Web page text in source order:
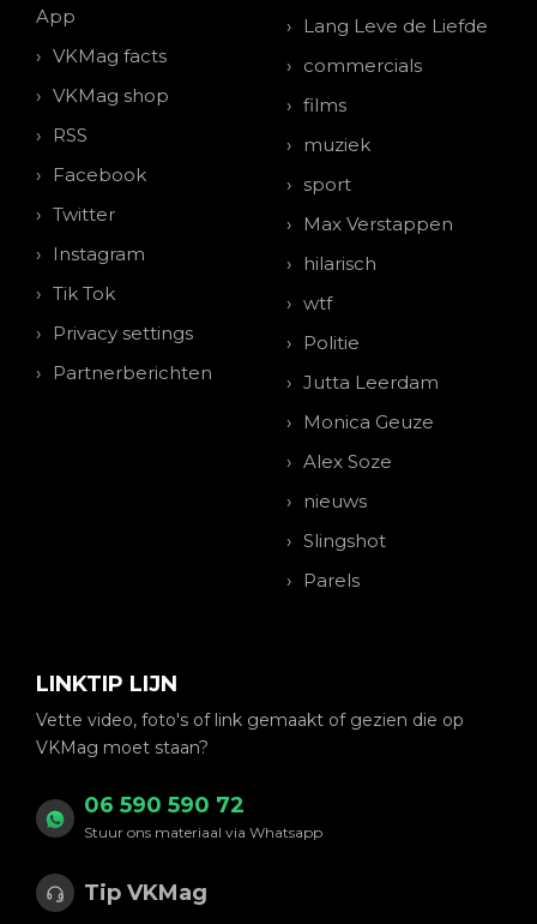
App
VKMag facts
VKMag shop
RSS
Facebook
Twitter
Instagram
Tik Tok
Privacy settings
Partnerberichten
Lang Leve de Liefde
commercials
films
muziek
sport
Max Verstappen
hilarisch
wtf
Politie
Jutta Leerdam
Monica Geuze
Alex Soze
nieuws
Slingshot
Parels
LINKTIP LIJN
Vette video, foto's of link gemaakt of gezien die op
VKMag moet staan?
06 590 590 72
Stuur ons materiaal via Whatsapp
Tip VKMag